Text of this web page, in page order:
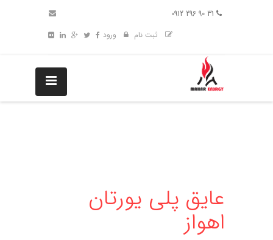
ثبت نام
ورود
عایق پلی یورتان
اهواز